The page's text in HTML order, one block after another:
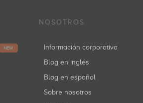
NEW
NOSOTROS
Información corporativa
Blog en inglés
Blog en español
Sobre nosotros